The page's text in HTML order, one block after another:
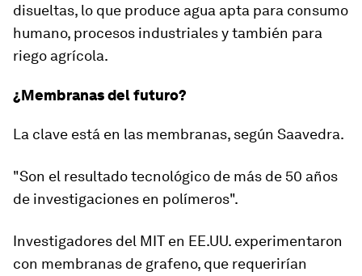
disueltas, lo que produce agua apta para consumo
humano, procesos industriales y también para
riego agrícola.
¿Membranas del futuro?
La clave está en las membranas, según Saavedra.
"Son el resultado tecnológico de más de 50 años
de investigaciones en polímeros".
Investigadores del MIT en EE.UU. experimentaron
con membranas de grafeno, que requerirían